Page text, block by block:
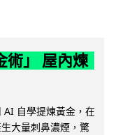
術」 屋內煉
AI 自學提煉黃金，在
大量刺鼻濃煙，驚